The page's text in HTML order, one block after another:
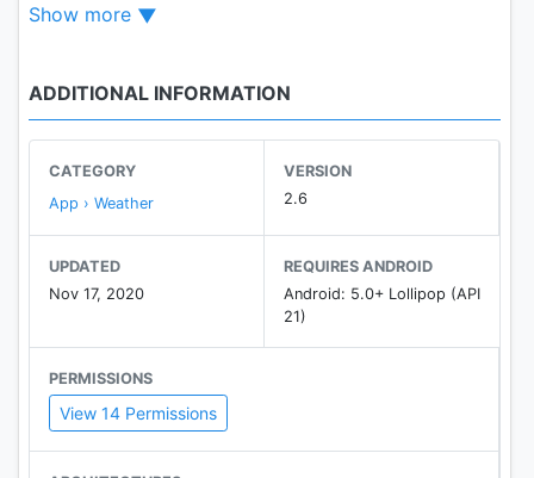
- Wetter-Widget
🌫 Für Allergiker!
🙍‍♂️ Für Wetterfeinfühlige!
- Wetternews und Wettervideos
⛅️ Täglich neu aus unserer Wetterredaktion und
Die Highlights im Detail:
Es sind Städte weltweit verfügbar! Zudem können
Sie einfach und schnell zwischen den Städten
Show more
ADDITIONAL INFORMATION
CATEGORY
App › Weather
VERSION
2.6
UPDATED
Nov 17, 2020
REQUIRES ANDROID
Android: 5.0+ Lollipop (API
21)
PERMISSIONS
View 14 Permissions